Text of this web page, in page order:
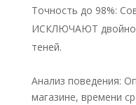
Точность до 98%:
ИСКЛЮЧАЮТ
теней.
Анализ поведения:
магазине, времени